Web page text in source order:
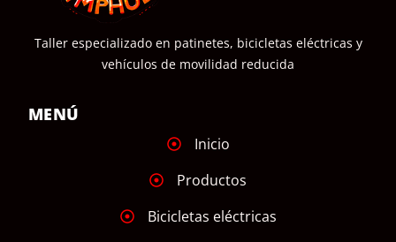
Taller especializado en patinetes, bicicletas eléctricas y
vehículos de movilidad reducida
MENÚ
Inicio
Productos
Bicicletas eléctricas